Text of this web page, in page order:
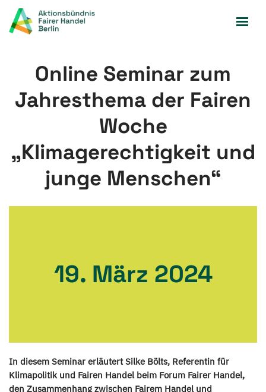
Zum
Online Seminar zum
Jahresthema der Fairen
Woche
„Klimagerechtigkeit und
junge Menschen“
19. März 2024
In diesem Seminar erläutert Silke Bölts, Referentin für
Klimapolitik und Fairen Handel beim Forum Fairer Handel,
den Zusammenhang zwischen Fairem Handel und